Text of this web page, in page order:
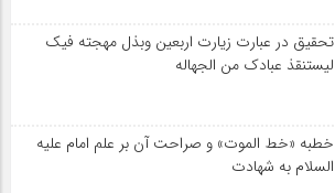
تحقیق در عبارت زیارت اربعین وبذل مهجته فیک
لیستنقذ عبادک من الجهاله
خطبه «خط الموت» و صراحت آن بر علم امام علیه
السلام به شهادت